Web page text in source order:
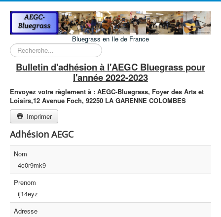
Bluegrass en Ile de France
Rechercher
Bulletin d'adhésion à l'AEGC Bluegrass pour
l'année 2022-2023
Envoyez votre règlement à : AEGC-Bluegrass, Foyer des Arts et
Loisirs,12 Avenue Foch, 92250 LA GARENNE COLOMBES
Imprimer
Adhésion AEGC
Nom
4c0r9mk9
Prenom
ij14eyz
Adresse